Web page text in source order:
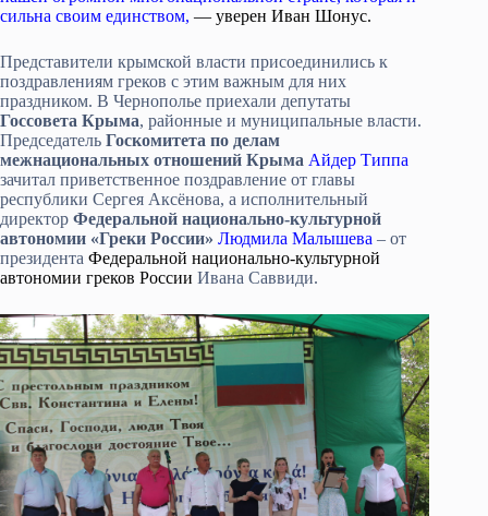
сильна своим единством, — уверен Иван Шонус.
Представители крымской власти присоединились к
поздравлениям греков с этим важным для них
праздником. В Чернополье приехали депутаты
Госсовета Крыма, районные и муниципальные власти.
Председатель Госкомитета по делам
межнациональных отношений Крыма Айдер Типпа
зачитал приветственное поздравление от главы
республики Сергея Аксёнова, а исполнительный
директор Федеральной национально-культурной
автономии «Греки России» Людмила Малышева – от
президента Федеральной национально-культурной
автономии греков России Ивана Саввиди.